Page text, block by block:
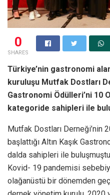
0
SHARES
Türkiye’nin gastronomi
kuruluşu Mutfak Dostları
Gastronomi Ödülleri’ni 10
kategoride sahipleri ile
Mutfak Dostları Derneği’nin
başlattığı Altın Kaşık
dalda sahipleri ile
Kovid- 19 pandemisi
olağanüstü bir dönemden